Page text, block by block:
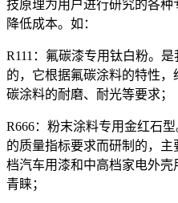
技原理为用户进行研究的各种
降低成本。如：
R111：氟碳漆专用钛白粉。
的，它根据氟碳涂料的特性
碳涂料的耐磨、耐光等要求；
R666：粉末涂料专用金红石
的质量指标要求而研制的，
档汽车用漆和中高档家电外
青睐；